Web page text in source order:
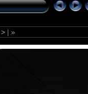
> | »